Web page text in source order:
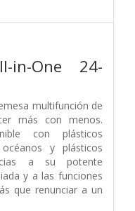
One 24-
multifunción de
más con menos.
con plásticos
y plásticos
a su potente
y a las funciones
que renunciar a un